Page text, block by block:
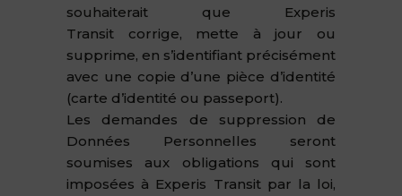
souhaiterait que Experis
Transit corrige, mette à jour ou
supprime, en s’identifiant précisément
avec une copie d’une pièce d’identité
(carte d’identité ou passeport).
Les demandes de suppression de
Données Personnelles seront
soumises aux obligations qui sont
imposées à Experis Transit par la loi,